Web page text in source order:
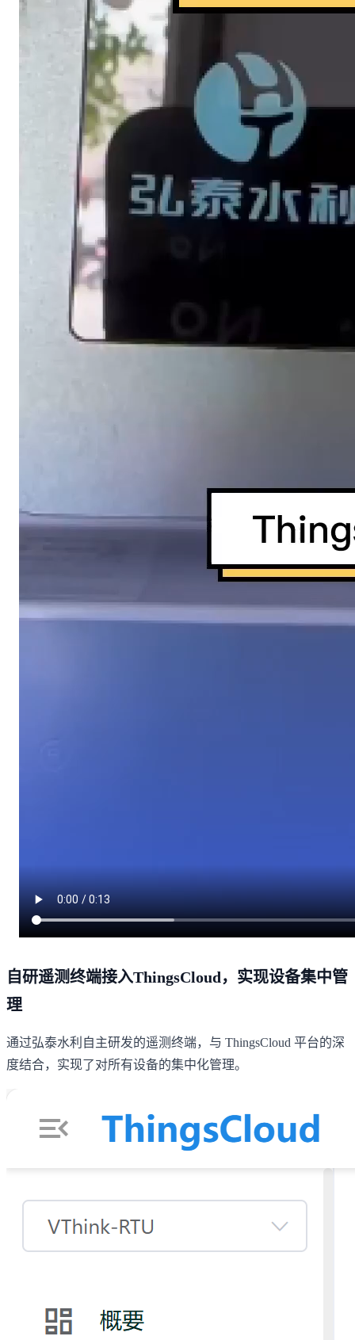
自研遥测终端接入ThingsCloud，实现设备集中管
理
通过弘泰水利自主研发的遥测终端，与 ThingsCloud 平台的深
度结合，实现了对所有设备的集中化管理。